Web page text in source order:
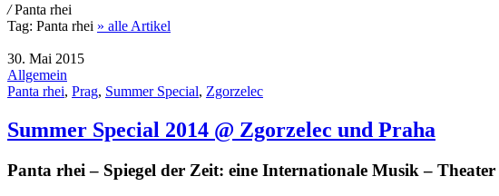
/ Panta rhei
Tag: Panta rhei » alle Artikel
30. Mai 2015
Allgemein
Panta rhei, Prag, Summer Special, Zgorzelec
Summer Special 2014 @ Zgorzelec und Praha
Panta rhei – Spiegel der Zeit: eine Internationale Musik –